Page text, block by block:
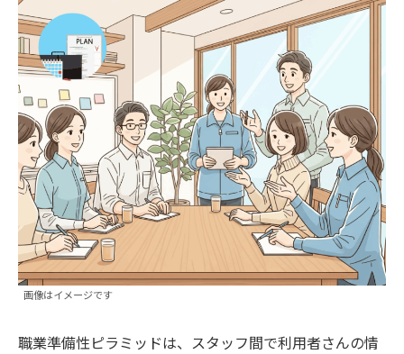
画像はイメージです
職業準備性ピラミッドは、スタッフ間で利用者さんの情